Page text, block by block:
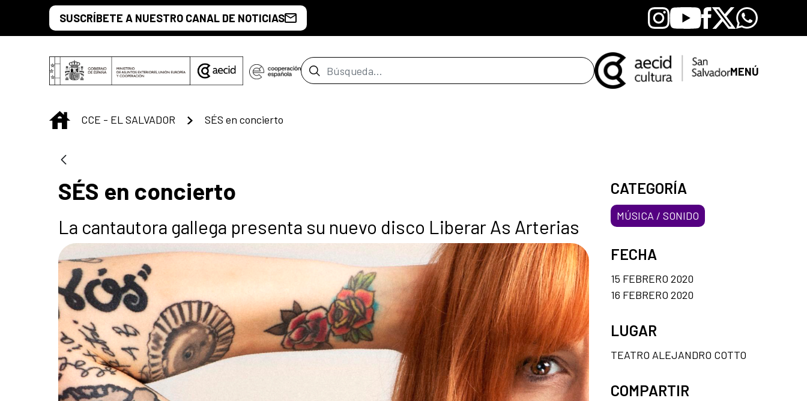
Saltar al contenido principal
SUSCRÍBETE A NUESTRO CANAL DE NOTICIAS Instagram
YoutubeFacebook
X Whatsapp
Barra de búsqueda MENÚ
INICIO
CCE - EL SALVADOR SÉS en concierto
SÉS en concierto
La cantautora gallega presenta su nuevo disco Liberar As Arterias
CATEGORÍA
MÚSICA / SONIDO
FECHA
15 FEBRERO 2020
16 FEBRERO 2020
LUGAR
TEATRO ALEJANDRO COTTO
COMPARTIR